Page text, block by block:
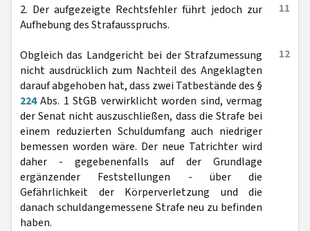
11
2. Der aufgezeigte Rechtsfehler führt jedoch zur
Aufhebung des Strafausspruchs.
12
Obgleich das Landgericht bei der Strafzumessung
nicht ausdrücklich zum Nachteil des Angeklagten
darauf abgehoben hat, dass zwei Tatbestände des §
224Abs. 1 StGB verwirklicht worden sind, vermag
der Senat nicht auszuschließen, dass die Strafe bei
einem reduzierten Schuldumfang auch niedriger
bemessen worden wäre. Der neue Tatrichter wird
daher - gegebenenfalls auf der Grundlage
ergänzender Feststellungen - über die
Gefährlichkeit der Körperverletzung und die
danach schuldangemessene Strafe neu zu befinden
haben.